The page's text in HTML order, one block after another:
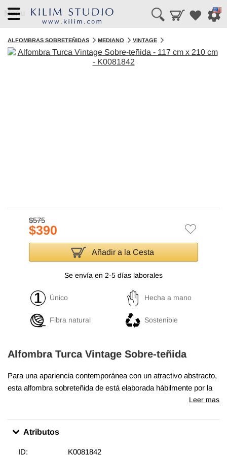
Menu
ALFOMBRAS SOBRETEÑIDAS MEDIANO VINTAGE
$575
$390
Añadir a la Cesta
Se envía en 2-5 días laborales
Único Hecha a mano
Fibra natural Sostenible
Alfombra Turca Vintage Sobre-teñida
Para una apariencia contemporánea con un atractivo abstracto,
esta alfombra sobreteñida de está elaborada hábilmente por la
revitalización de una alfombra turca vintage auténticamente
cm . El proceso de creación de estas obras de arte comienza
por esquilar para bajar la pila y ayudar a "angustiarlas". Luego
Leer mas
Atributos
ID:
K0081842